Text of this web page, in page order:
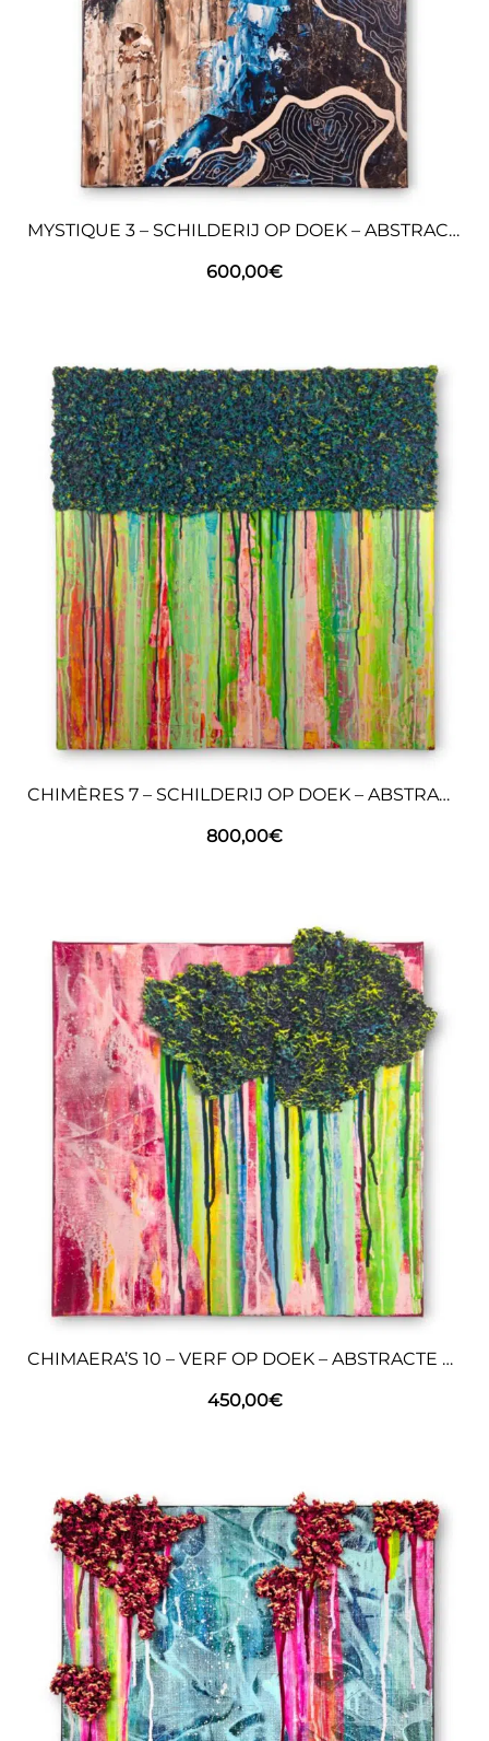
MYSTIQUE 3 – SCHILDERIJ OP DOEK – ABSTRACTE KUNST
600,00€
CHIMÈRES 7 – SCHILDERIJ OP DOEK – ABSTRACTE KUNST
800,00€
CHIMAERA’S 10 – VERF OP DOEK – ABSTRACTE KUNST
450,00€